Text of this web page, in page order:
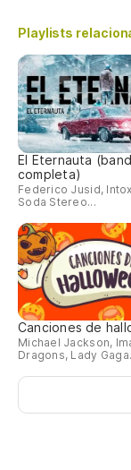
Playlists
El Eternauta
completa)
Federico Jusid,
Soda Stereo...
Canciones de
Michael Jackson,
Dragons, Lady